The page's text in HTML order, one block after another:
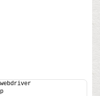
webdriver